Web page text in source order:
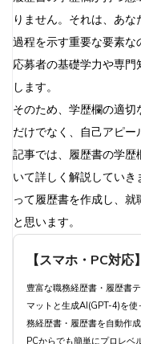
志望動機との
スキルや資格
まとめ
参考資料・リンク
りません。それは、あ
過程を示す重要な要素
応募者の基礎学力や専
します。
そのため、学歴欄の適
だけでなく、自己アピ
記事では、履歴書の学
いて詳しく解説してい
って履歴書を作成し、
と思います。
【スマホ・PC対
書・履歴書を生成
職種別職務経歴書
豊富な自己PR例文
豊富な職務経歴書・履歴書
マットと生成AI(GPT-4)を
務経歴書・履歴書を自動作
PCからでも簡単にプロレベ